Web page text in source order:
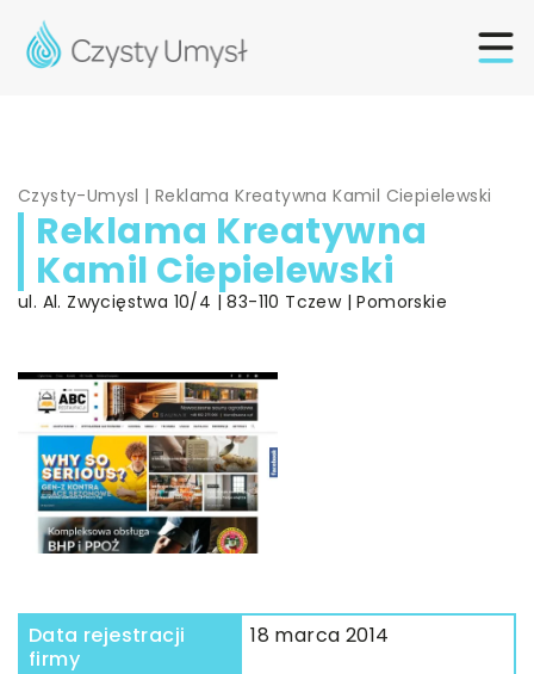
Czysty-Umysl |Reklama Kreatywna Kamil Ciepielewski
Reklama Kreatywna
Kamil Ciepielewski
ul. Al. Zwycięstwa 10/4 | 83-110 Tczew | Pomorskie
Data rejestracji
firmy
18 marca 2014